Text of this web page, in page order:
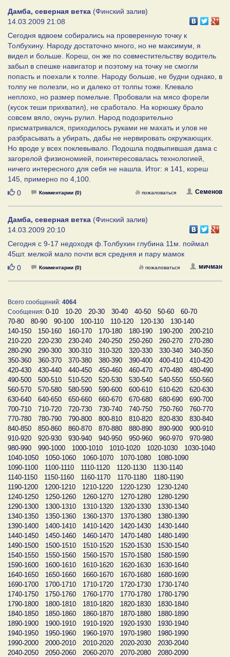
Дамба, северная ветка (Финский залив)
14.03.2009 21:08
Сегодня вдвоем собирались на проверенную точку к
Толбухину. Народу достаточно много, но не максимум, я
видел и больше. Кореш, он же по совместительству водитель
забыл в спешке навигатор и поэтому на точку не смогли
попасть и поехали к толпе. Народу больше, не будни однако, в
толпу не полезли, но и далеко от толпы тоже. Клевало
неплохо, но размер помельче. Пробовали на мясо форели
(кусок теши прихватил), не сработало. На корюшку брало
совсем вяло, окунь рулил. Народ подозрительно
присматривался, приходилось руками не махать и улов не
разбрасывать а убирать, дабы не нервировать окружающих.
Но вроде у всех поклевывало. Подошла подвыпившая дама с
загорелой физиономией, поинтересовалась технологией,
ничего интересного для себя не нашла. Итог: я 141, кореш
145, примерно по 4,100.
Нравится
0 Комментарии (0) Семенов
пожаловаться
Дамба, северная ветка (Финский залив)
14.03.2009 20:10
Сегодня с 9-17 недоходя ф.Толбухин глубина 11м. поймал
45шт. мелкой мало почти вся средняя и пару мамок
Нравится
0 Комментарии (0) мичман
пожаловаться
Всего сообщений: 4064
Сообщения: 0-10 10-20 20-30 30-40 40-50 50-60
60-70
70-80
80-90 90-100 100-110 110-120 120-130
130-140
140-150
150-160 160-170 170-180 180-190 190-200
200-210
210-220
220-230 230-240 240-250 250-260 260-270
270-280
280-290
290-300 300-310 310-320 320-330 330-340
340-350
350-360
360-370 370-380 380-390 390-400 400-410
410-420
420-430
430-440 440-450 450-460 460-470 470-480
480-490
490-500
500-510 510-520 520-530 530-540 540-550
550-560
560-570
570-580 580-590 590-600 600-610 610-620
620-630
630-640
640-650 650-660 660-670 670-680 680-690
690-700
700-710
710-720 720-730 730-740 740-750 750-760
760-770
770-780
780-790 790-800 800-810 810-820 820-830
830-840
840-850
850-860 860-870 870-880 880-890 890-900
900-910
910-920
920-930 930-940 940-950 950-960 960-970
970-980
980-990
990-1000 1000-1010 1010-1020 1020-1030
1030-1040
1040-1050
1050-1060 1060-1070 1070-1080
1080-1090
1090-1100
1100-1110 1110-1120 1120-1130
1130-1140
1140-1150
1150-1160 1160-1170 1170-1180
1180-1190
1190-1200
1200-1210 1210-1220 1220-1230
1230-1240
1240-1250
1250-1260 1260-1270 1270-1280
1280-1290
1290-1300
1300-1310 1310-1320 1320-1330
1330-1340
1340-1350
1350-1360 1360-1370 1370-1380
1380-1390
1390-1400
1400-1410 1410-1420 1420-1430
1430-1440
1440-1450
1450-1460 1460-1470 1470-1480
1480-1490
1490-1500
1500-1510 1510-1520 1520-1530
1530-1540
1540-1550
1550-1560 1560-1570 1570-1580
1580-1590
1590-1600
1600-1610 1610-1620 1620-1630
1630-1640
1640-1650
1650-1660 1660-1670 1670-1680
1680-1690
1690-1700
1700-1710 1710-1720 1720-1730
1730-1740
1740-1750
1750-1760 1760-1770 1770-1780
1780-1790
1790-1800
1800-1810 1810-1820 1820-1830
1830-1840
1840-1850
1850-1860 1860-1870 1870-1880
1880-1890
1890-1900
1900-1910 1910-1920 1920-1930
1930-1940
1940-1950
1950-1960 1960-1970 1970-1980
1980-1990
1990-2000
2000-2010 2010-2020 2020-2030
2030-2040
2040-2050
2050-2060 2060-2070 2070-2080
2080-2090